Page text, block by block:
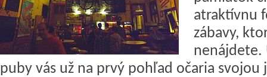
atraktívnu
zábavy,
nenájdete.
puby vás už na prvý pohľad očaria svojou